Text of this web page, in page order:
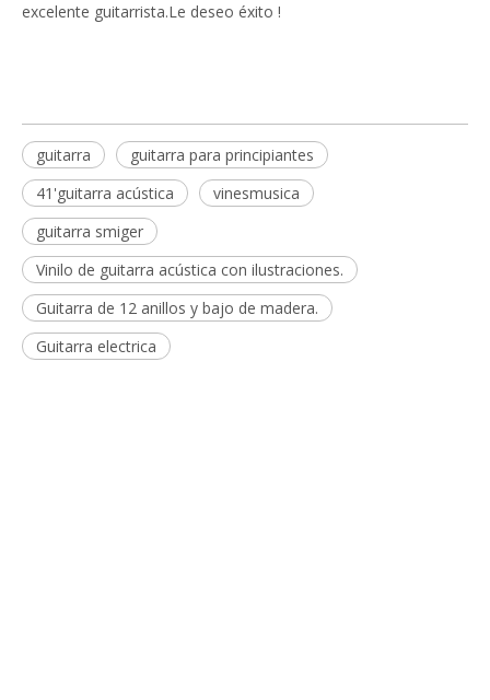
excelente guitarrista.Le deseo éxito !
guitarra
guitarra para principiantes
41'guitarra acústica
vinesmusica
guitarra smiger
Vinilo de guitarra acústica con ilustraciones.
Guitarra de 12 anillos y bajo de madera.
Guitarra electrica